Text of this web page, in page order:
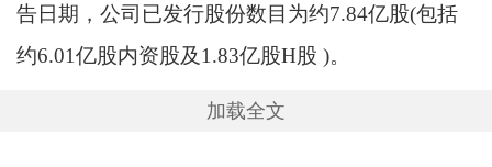
告日期，公司已发行股份数目为约7.84亿股(包括
约6.01亿股内资股及1.83亿股H股 )。
加载全文